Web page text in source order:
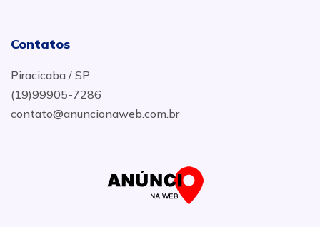
Contatos
Piracicaba / SP
(19)99905-7286
contato@anuncionaweb.com.br